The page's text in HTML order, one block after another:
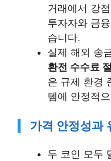
거래에서 강
투자자와 금
습니다.
실제 해외 송
환전 수수료
은 규제 환경
템에 안정적
가격 안정성과
두 코인 모두